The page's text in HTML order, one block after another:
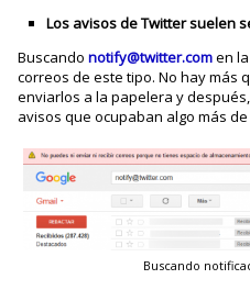
Los avisos de Twitter suelen
Buscandonotify@twitter.comen
correos de este tipo. No hay más
enviarlos a la papelera y
avisos que ocupaban algo más de
Buscando